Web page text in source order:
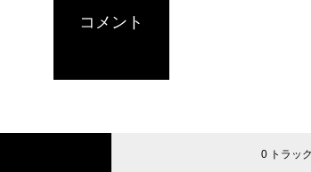
コメント
0 トラッ